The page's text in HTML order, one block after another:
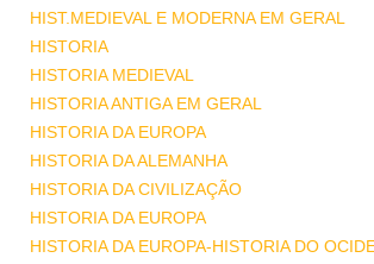
HIST.MEDIEVAL E MODERNA EM GERAL
HISTORIA
HISTORIA MEDIEVAL
HISTORIA ANTIGA EM GERAL
HISTORIA DA EUROPA
HISTORIA DA ALEMANHA
HISTORIA DA CIVILIZAÇÃO
HISTORIA DA EUROPA
HISTORIA DA EUROPA-HISTORIA DO